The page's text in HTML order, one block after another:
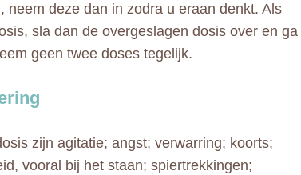
neem deze dan in zodra u eraan denkt. Als
sla dan de overgeslagen dosis over en ga
geen twee doses tegelijk.
zijn agitatie; angst; verwarring; koorts;
vooral bij het staan; spiertrekkingen;